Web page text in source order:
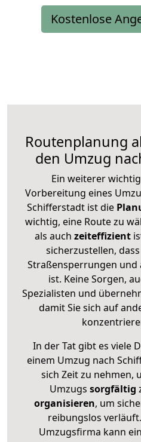
Kostenlose
Routenplanung
den Umzug
Ein weiterer
Vorbereitung eines
Schifferstadt ist die
wichtig, eine Route zu
als auch zeiteffizient
sicherzustellen,
Straßensperrungen und
ist. Keine Sorgen,
Spezialisten und
damit Sie sich auf
In der Tat gibt es viele
einem Umzug nach
sich Zeit zu nehmen,
Umzugs sorgfältig
organisieren, um
reibungslos
Umzugsfirma kann